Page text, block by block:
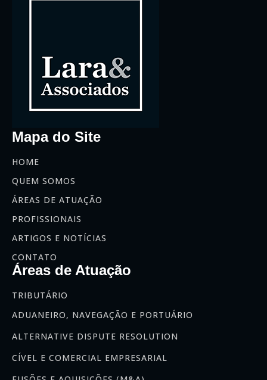
Mapa do Site
HOME
QUEM SOMOS
ÁREAS DE ATUAÇÃO
PROFISSIONAIS
ARTIGOS E NOTÍCIAS
CONTATO
Áreas de Atuação
TRIBUTÁRIO
ADUANEIRO, NAVEGAÇÃO E PORTUÁRIO
ALTERNATIVE DISPUTE RESOLUTION
CÍVEL E COMERCIAL EMPRESARIAL